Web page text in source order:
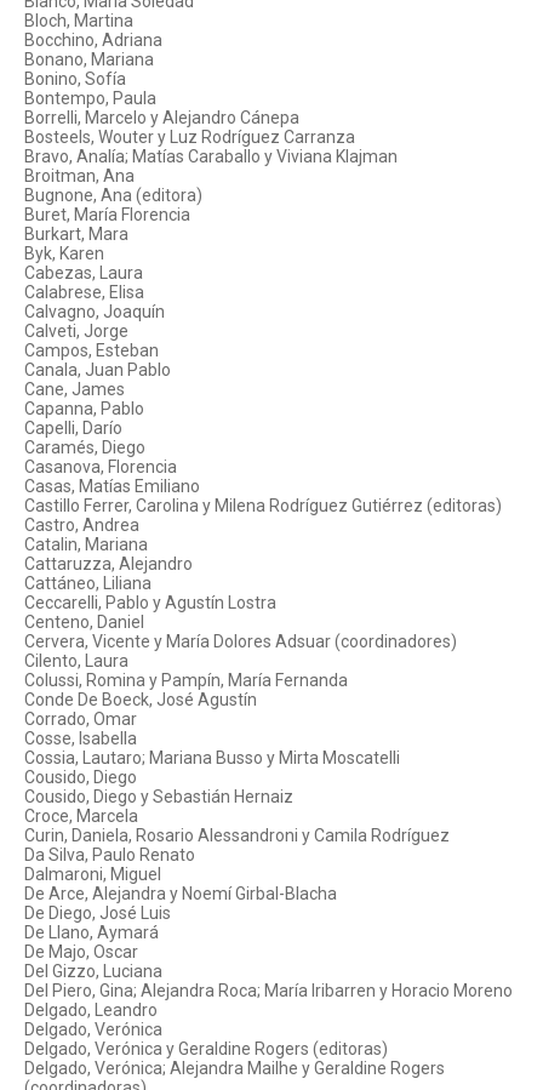
Bloch, Martina
Bocchino, Adriana
Bonano, Mariana
Bonino, Sofía
Bontempo, Paula
Borrelli, Marcelo y Alejandro Cánepa
Bosteels, Wouter y Luz Rodríguez Carranza
Bravo, Analía; Matías Caraballo y Viviana Klajman
Broitman, Ana
Bugnone, Ana (editora)
Buret, María Florencia
Burkart, Mara
Byk, Karen
Cabezas, Laura
Calabrese, Elisa
Calvagno, Joaquín
Calveti, Jorge
Campos, Esteban
Canala, Juan Pablo
Cane, James
Capanna, Pablo
Capelli, Darío
Caramés, Diego
Casanova, Florencia
Casas, Matías Emiliano
Castillo Ferrer, Carolina y Milena Rodríguez Gutiérrez (editoras)
Castro, Andrea
Catalin, Mariana
Cattaruzza, Alejandro
Cattáneo, Liliana
Ceccarelli, Pablo y Agustín Lostra
Centeno, Daniel
Cervera, Vicente y María Dolores Adsuar (coordinadores)
Cilento, Laura
Colussi, Romina y Pampín, María Fernanda
Conde De Boeck, José Agustín
Corrado, Omar
Cosse, Isabella
Cossia, Lautaro; Mariana Busso y Mirta Moscatelli
Cousido, Diego
Cousido, Diego y Sebastián Hernaiz
Croce, Marcela
Curin, Daniela, Rosario Alessandroni y Camila Rodríguez
Da Silva, Paulo Renato
Dalmaroni, Miguel
De Arce, Alejandra y Noemí Girbal-Blacha
De Diego, José Luis
De Llano, Aymará
De Majo, Oscar
Del Gizzo, Luciana
Del Piero, Gina; Alejandra Roca; María Iribarren y Horacio Moreno
Delgado, Leandro
Delgado, Verónica
Delgado, Verónica y Geraldine Rogers (editoras)
Delgado, Verónica; Alejandra Mailhe y Geraldine Rogers